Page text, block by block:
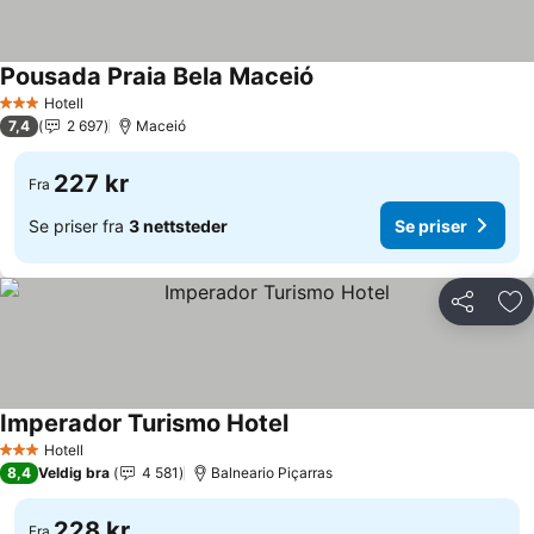
3 StjernerHotell
Pousada Praia Bela Maceió
7,4 2 697 Maceió
Fra 227 kr
Se priser fra 3 nettsteder Se priser
Del
3 StjernerHotell
Imperador Turismo HotelSe priser
8,4 Veldig bra 4 581 Balneario Piçarras
Fra